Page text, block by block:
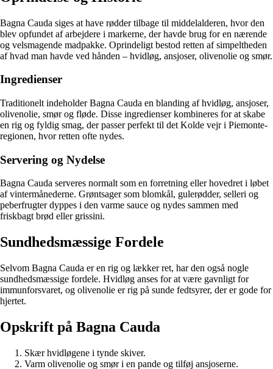
Bagna Cauda siges at have rødder tilbage til middelalderen, hvor den
blev opfundet af arbejdere i markerne, der havde brug for en nærende
og velsmagende madpakke. Oprindeligt bestod retten af simpeltheden
af hvad man havde ved hånden – hvidløg, ansjoser, olivenolie og smør.
Ingredienser
Traditionelt indeholder Bagna Cauda en blanding af hvidløg, ansjoser,
olivenolie, smør og fløde. Disse ingredienser kombineres for at skabe
en rig og fyldig smag, der passer perfekt til det Kolde vejr i Piemonte-
regionen, hvor retten ofte nydes.
Servering og Nydelse
Bagna Cauda serveres normalt som en forretning eller hovedret i løbet
af vintermånederne. Grøntsager som blomkål, gulerødder, selleri og
peberfrugter dyppes i den varme sauce og nydes sammen med
friskbagt brød eller grissini.
Sundhedsmæssige Fordele
Selvom Bagna Cauda er en rig og lækker ret, har den også nogle
sundhedsmæssige fordele. Hvidløg anses for at være gavnligt for
immunforsvaret, og olivenolie er rig på sunde fedtsyrer, der er gode for
hjertet.
Opskrift på Bagna Cauda
Skær hvidløgene i tynde skiver.
Varm olivenolie og smør i en pande og tilføj ansjoserne.